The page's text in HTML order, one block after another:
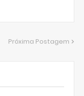
Próxima Postagem